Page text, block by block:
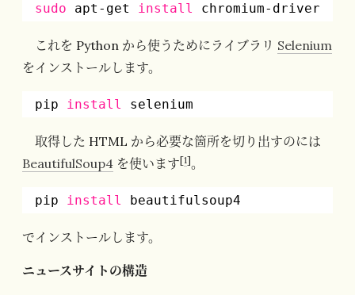
sudo apt-get install chromium-driver
これを Python から使うためにライブラリ Selenium
をインストールします。
pip install selenium
取得した HTML から必要な箇所を切り出すのには
BeautifulSoup4 を使います[1]。
pip install beautifulsoup4
でインストールします。
ニュースサイトの構造